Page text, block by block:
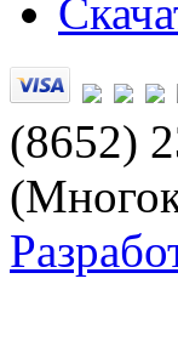
(8652)